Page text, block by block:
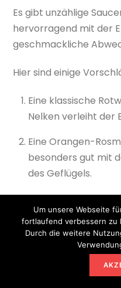
Es gibt unzählige
hervorragend mit der
geschmackliche
Hier sind einige
Eine klassische
Nelken verleiht der
Eine Orangen-
besonders gut mit
des Geflügels.
Wer es etwas
Mango-Chutney-
Auch eine
passen gut zur
Für Fans von süß-
Um unsere Webseite
fortlaufend verbessern zu
Durch die weitere